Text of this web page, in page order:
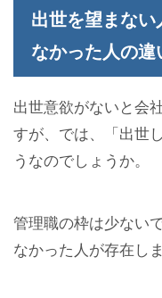
出世を望まない
なかった人の違
出世意欲がないと会
すが、では、「出世
うなのでしょうか。
管理職の枠は少ない
なかった人が存在し